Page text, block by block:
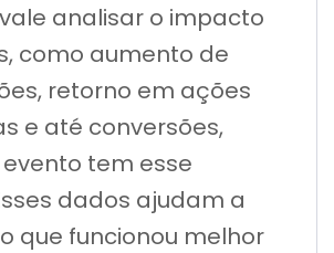
analisar o impacto
como aumento de
retorno em ações
e até conversões,
tem esse
dados ajudam a
que funcionou melhor